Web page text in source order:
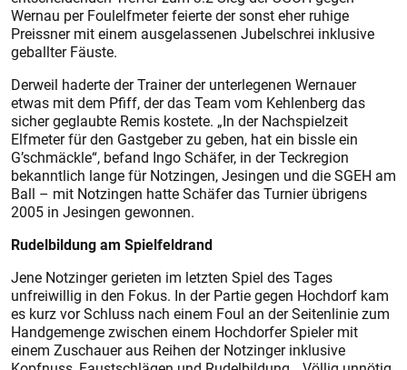
Wernau per Foulelfmeter feierte der sonst eher ruhige
Preissner mit einem ausgelassenen Jubelschrei inklusive
geballter Fäuste.
Derweil haderte der Trainer der unterlegenen Wernauer
etwas mit dem Pfiff, der das Team vom Kehlenberg das
sicher geglaubte Remis kostete. „In der Nachspielzeit
Elfmeter für den Gastgeber zu geben, hat ein bissle ein
G’schmäckle“, befand Ingo Schäfer, in der Teckregion
bekanntlich lange für Notzingen, Jesingen und die SGEH am
Ball – mit Notzingen hatte Schäfer das Turnier übrigens
2005 in Jesingen gewonnen.
Rudelbildung am Spielfeldrand
Jene Notzinger gerieten im letzten Spiel des Tages
unfreiwillig in den Fokus. In der Partie gegen Hochdorf kam
es kurz vor Schluss nach einem Foul an der Seitenlinie zum
Handgemenge zwischen einem Hochdorfer Spieler mit
einem Zuschauer aus Reihen der Notzinger inklusive